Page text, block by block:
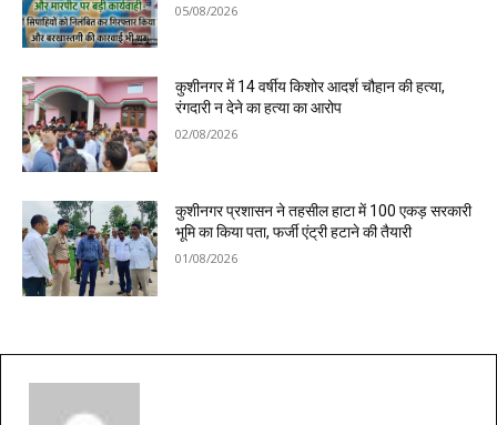
05/08/2026
कुशीनगर में 14 वर्षीय किशोर आदर्श चौहान की हत्या,
रंगदारी न देने का हत्या का आरोप
02/08/2026
कुशीनगर प्रशासन ने तहसील हाटा में 100 एकड़ सरकारी
भूमि का किया पता, फर्जी एंट्री हटाने की तैयारी
01/08/2026